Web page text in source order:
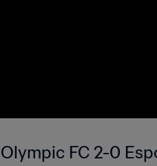
Olympic FC 2-0